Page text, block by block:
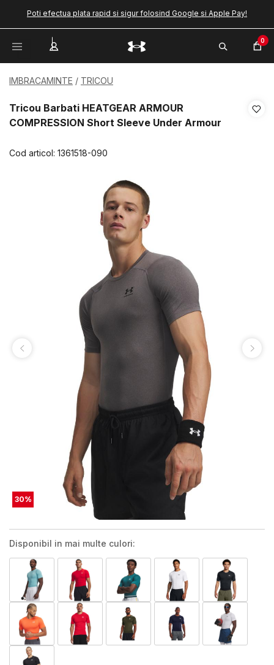
Poti efectua plata rapid si sigur folosind Google si Apple Pay!
0
IMBRACAMINTE TRICOU
Tricou Barbati HEATGEAR ARMOUR
COMPRESSION Short Sleeve Under Armour
Cod articol: 1361518-090
30%
Disponibil in mai multe culori: